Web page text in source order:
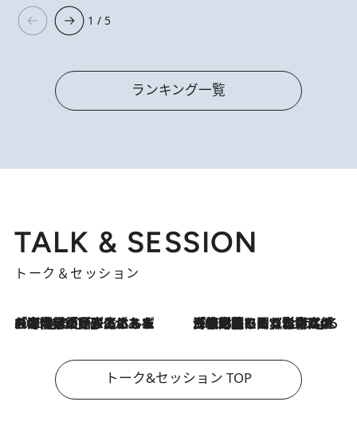
1 / 5
ランキング一覧
TALK & SESSION
トーク＆セッション
2026.8.3
「今後値上げがあるとすれば…」「リスクがあるのは今年の冬」エネルギー専門家が語る、ホルムズ海峡封鎖が家庭にもたらす“ある心配” 2026.8.3
「住宅建てられない…」「サーチャージ料の高値が続いている」ホルムズ海峡封鎖による影響はいつまで続く？《エネルギー専門家に聞く“どうなる日本の暮らし”》
トーク&セッション TOP